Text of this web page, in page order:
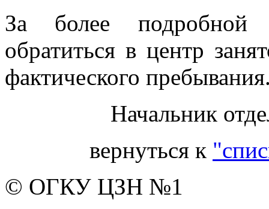
За более подробной
обратиться в центр
фактического
Начальник
вернуться к
© ОГКУ ЦЗН №1